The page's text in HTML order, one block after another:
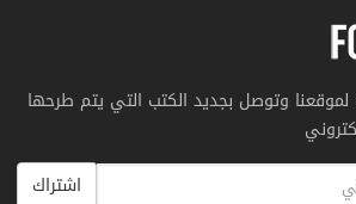
لموقعنا وتوصل بجديد الكتب التي يتم طرحها
اشتراك